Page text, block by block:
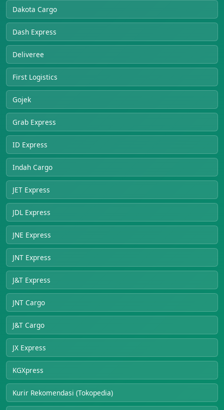
Dakota Cargo
Dash Express
Deliveree
First Logistics
Gojek
Grab Express
ID Express
Indah Cargo
JET Express
JDL Express
JNE Express
JNT Express
J&T Express
JNT Cargo
J&T Cargo
JX Express
KGXpress
Kurir Rekomendasi (Tokopedia)